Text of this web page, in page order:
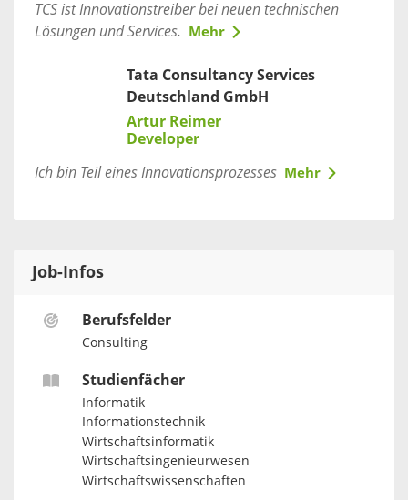
TCS ist Innovationstreiber bei neuen technischen
Lösungen und Services. Mehr
Tata Consultancy Services
Deutschland GmbH
Artur Reimer
Developer
Ich bin Teil eines Innovationsprozesses Mehr
Job-Infos
Berufsfelder
Consulting
Studienfächer
Informatik
Informationstechnik
Wirtschaftsinformatik
Wirtschaftsingenieurwesen
Wirtschaftswissenschaften